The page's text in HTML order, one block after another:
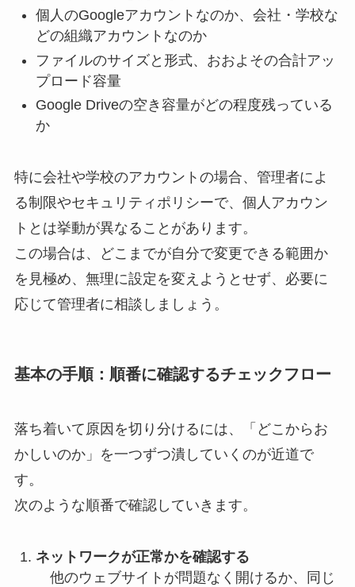
個人のGoogleアカウントなのか、会社・学校な
どの組織アカウントなのか
ファイルのサイズと形式、おおよその合計アッ
プロード容量
Google Driveの空き容量がどの程度残っている
か
特に会社や学校のアカウントの場合、管理者によ
る制限やセキュリティポリシーで、個人アカウン
トとは挙動が異なることがあります。
この場合は、どこまでが自分で変更できる範囲か
を見極め、無理に設定を変えようとせず、必要に
応じて管理者に相談しましょう。
基本の手順：順番に確認するチェックフロー
落ち着いて原因を切り分けるには、「どこからお
かしいのか」を一つずつ潰していくのが近道で
す。
次のような順番で確認していきます。
ネットワークが正常かを確認する
他のウェブサイトが問題なく開けるか、同じ